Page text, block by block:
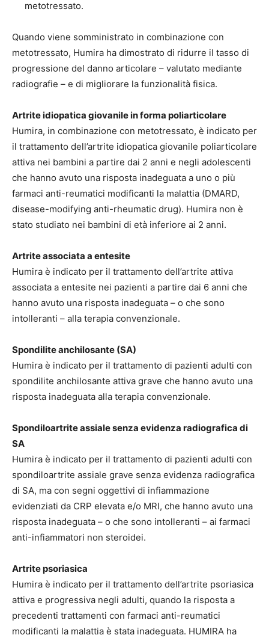
metotressato.
Quando viene somministrato in combinazione con
metotressato, Humira ha dimostrato di ridurre il tasso di
progressione del danno articolare – valutato mediante
radiografie – e di migliorare la funzionalità fisica.
Artrite idiopatica giovanile in forma poliarticolare
Humira, in combinazione con metotressato, è indicato per
il trattamento dell’artrite idiopatica giovanile poliarticolare
attiva nei bambini a partire dai 2 anni e negli adolescenti
che hanno avuto una risposta inadeguata a uno o più
farmaci anti-reumatici modificanti la malattia (DMARD,
disease-modifying anti-rheumatic drug). Humira non è
stato studiato nei bambini di età inferiore ai 2 anni.
Artrite associata a entesite
Humira è indicato per il trattamento dell’artrite attiva
associata a entesite nei pazienti a partire dai 6 anni che
hanno avuto una risposta inadeguata – o che sono
intolleranti – alla terapia convenzionale.
Spondilite anchilosante (SA)
Humira è indicato per il trattamento di pazienti adulti con
spondilite anchilosante attiva grave che hanno avuto una
risposta inadeguata alla terapia convenzionale.
Spondiloartrite assiale senza evidenza radiografica di
SA
Humira è indicato per il trattamento di pazienti adulti con
spondiloartrite assiale grave senza evidenza radiografica
di SA, ma con segni oggettivi di infiammazione
evidenziati da CRP elevata e/o MRI, che hanno avuto una
risposta inadeguata – o che sono intolleranti – ai farmaci
anti-infiammatori non steroidei.
Artrite psoriasica
Humira è indicato per il trattamento dell’artrite psoriasica
attiva e progressiva negli adulti, quando la risposta a
precedenti trattamenti con farmaci anti-reumatici
modificanti la malattia è stata inadeguata. HUMIRA ha